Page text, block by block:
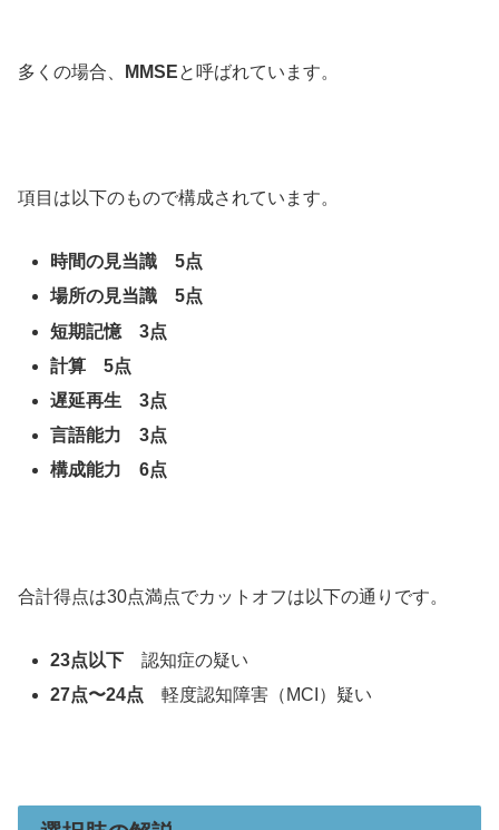
多くの場合、 MMSEと呼ばれています。
項目は以下のもので構成されています。
時間の見当識 5点
場所の見当識 5点
短期記憶 3点
計算 5点
遅延再生 3点
言語能力 3点
構成能力 6点
合計得点は30点満点でカットオフは以下の通りです。
23点以下 認知症の疑い
27点〜24点 軽度認知障害（MCI）疑い